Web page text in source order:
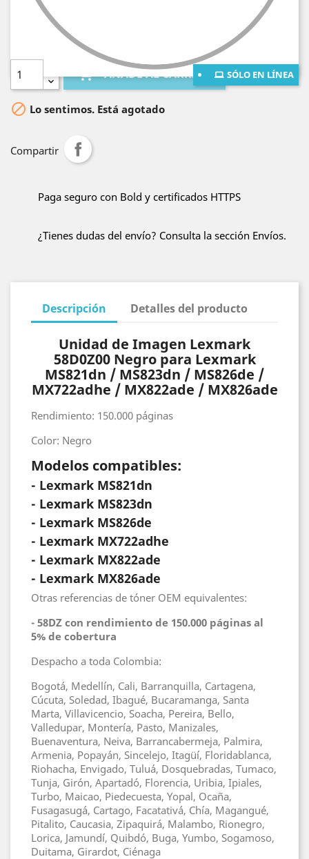
SÓLO EN LÍNEA
¡Envío gratis al resto de Colombia por compras
mayores a $400.000!
 AÑADE AL CARRITO
 Lo sentimos. Está agotado
Compartir
Paga seguro con Bold y certificados HTTPS
¿Tienes dudas del envío? Consulta la sección Envíos.
Descripción Detalles del producto
Unidad de Imagen Lexmark
58D0Z00 Negro para Lexmark
MS821dn / MS823dn / MS826de /
MX722adhe / MX822ade / MX826ade
Rendimiento: 150.000 páginas
Color: Negro
Modelos compatibles:
- Lexmark MS821dn
- Lexmark MS823dn
- Lexmark MS826de
- Lexmark MX722adhe
- Lexmark MX822ade
- Lexmark MX826ade
Otras referencias de tóner OEM equivalentes:
- 58DZ con rendimiento de 150.000 páginas al
5% de cobertura
Despacho a toda Colombia:
Bogotá, Medellín, Cali, Barranquilla, Cartagena,
Cúcuta, Soledad, Ibagué, Bucaramanga, Santa
Marta, Villavicencio, Soacha, Pereira, Bello,
Valledupar, Montería, Pasto, Manizales,
Buenaventura, Neiva, Barrancabermeja, Palmira,
Armenia, Popayán, Sincelejo, Itagüí, Floridablanca,
Riohacha, Envigado, Tuluá, Dosquebradas, Tumaco,
Tunja, Girón, Apartadó, Florencia, Uribia, Ipiales,
Turbo, Maicao, Piedecuesta, Yopal, Ocaña,
Fusagasugá, Cartago, Facatativá, Chía, Magangué,
Pitalito, Caucasia, Zipaquirá, Malambo, Rionegro,
Lorica, Jamundí, Quibdó, Buga, Yumbo, Sogamoso,
Duitama, Girardot, Ciénaga